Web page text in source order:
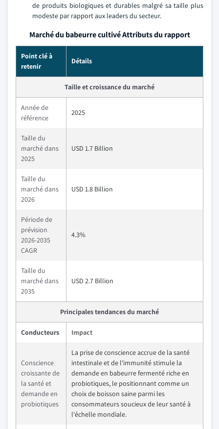
de produits biologiques et durables malgré sa taille plus
modeste par rapport aux leaders du secteur.
Marché du babeurre cultivé Attributs du rapport
Point clé à
retenir
Détails
Taille et croissance du marché
Année de
référence
2025
Taille du
marché dans
2025
USD 1.7 Billion
Taille du
marché dans
2026
USD 1.8 Billion
Période de
prévision
2026-2035
CAGR
4.3%
Taille du
marché dans
2035
USD 2.7 Billion
Principales tendances du marché
Conducteurs Impact
Conscience
croissante de
la santé et
demande en
probiotiques
La prise de conscience accrue de la santé
intestinale et de l'immunité stimule la
demande en babeurre fermenté riche en
probiotiques, le positionnant comme un
choix de boisson saine parmi les
consommateurs soucieux de leur santé à
l'échelle mondiale.